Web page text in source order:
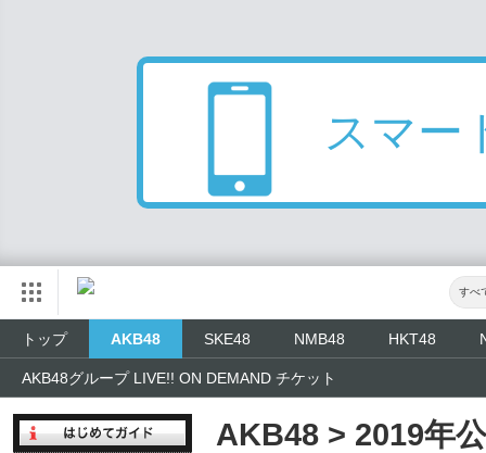
スマー
すべ
トップ AKB48 SKE48 NMB48 HKT48
AKB48グループ LIVE!! ON DEMAND チケット
AKB48 > 2019年